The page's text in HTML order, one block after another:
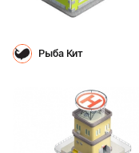
Рыба Кит